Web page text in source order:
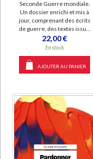
Seconde Guerre mondiale.
Un dossier enrichi et mis à
jour, comprenant des écrits
de guerre, des textes issu...
22,00 €
En stock
AJOUTER AU PANIER